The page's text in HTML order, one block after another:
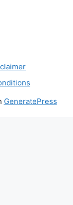
GeneratePress